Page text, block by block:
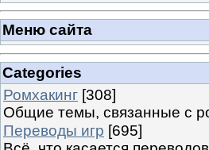
Меню сайта
Categories
Ромхакинг [308]
Общие темы, связанные с
Переводы игр [695]